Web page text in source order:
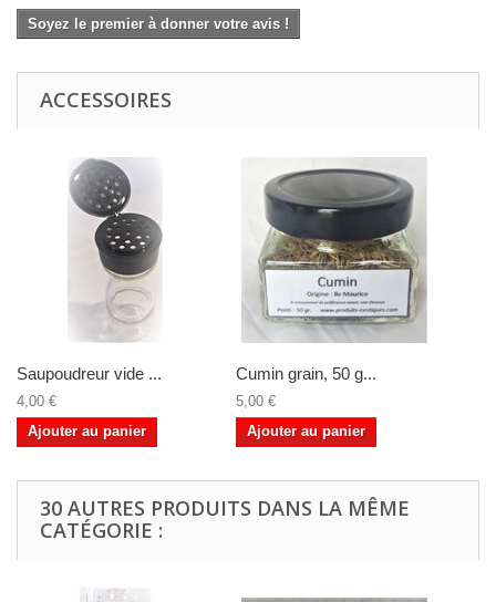
Soyez le premier à donner votre avis !
ACCESSOIRES
Saupoudreur vide ...
4,00 €
Ajouter au panier
Cumin grain, 50 g...
5,00 €
Ajouter au panier
30 AUTRES PRODUITS DANS LA MÊME
CATÉGORIE :